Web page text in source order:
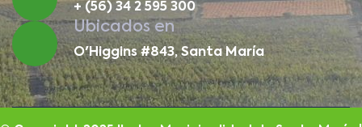
+ (56) 34 2 595 300
Ubicados en
O'Higgins #843, Santa María